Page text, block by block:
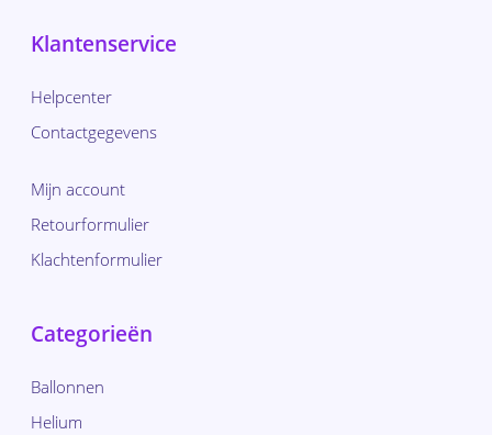
Klantenservice
Helpcenter
Contactgegevens
Mijn account
Retourformulier
Klachtenformulier
Categorieën
Ballonnen
Helium